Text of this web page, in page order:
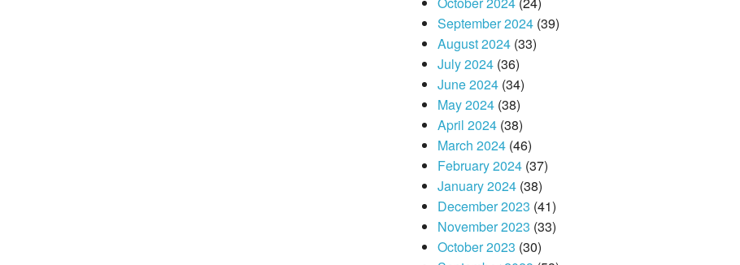
September 2024(39)
August 2024(33)
July 2024(36)
June 2024(34)
May 2024(38)
April 2024(38)
March 2024(46)
February 2024(37)
January 2024(38)
December 2023 (41)
November 2023 (33)
October 2023 (30)